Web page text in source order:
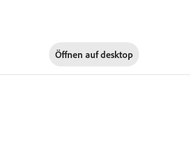
Öffnen aufdesktop